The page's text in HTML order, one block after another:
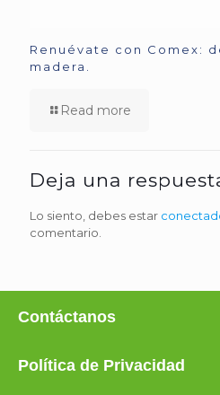
Renuévate con Comex:
madera.
Read more
Deja una
Lo siento, debes estar
comentario.
Contáctanos
Política de Privacidad